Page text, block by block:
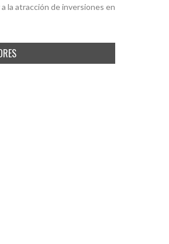
la atracción de inversiones en